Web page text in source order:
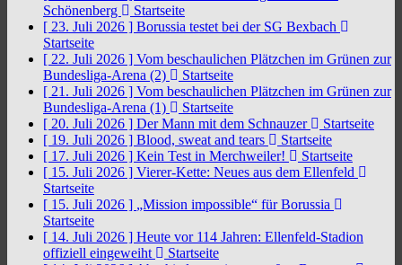
Schönenberg
Startseite
[ 23. Juli 2026 ] Borussia testet bei der SG Bexbach
Startseite
[ 22. Juli 2026 ] Vom beschaulichen Plätzchen im Grünen zur
Bundesliga-Arena (2)
Startseite
[ 21. Juli 2026 ] Vom beschaulichen Plätzchen im Grünen zur
Bundesliga-Arena (1)
Startseite
[ 20. Juli 2026 ] Der Mann mit dem Schnauzer
Startseite
[ 19. Juli 2026 ] Blood, sweat and tears
Startseite
[ 17. Juli 2026 ] Kein Test in Merchweiler!
Startseite
[ 15. Juli 2026 ] Vierer-Kette: Neues aus dem Ellenfeld
Startseite
[ 15. Juli 2026 ] „Mission impossible“ für Borussia
Startseite
[ 14. Juli 2026 ] Heute vor 114 Jahren: Ellenfeld-Stadion
offiziell eingeweiht
Startseite